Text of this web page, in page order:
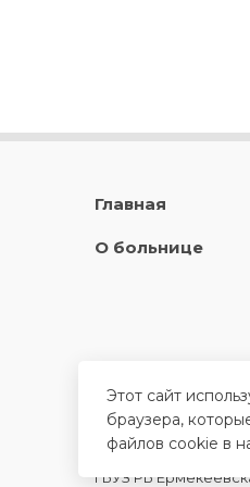
Главная
О больнице
ГБУЗ РБ
Этот сайт
браузера,
файлов cookie в